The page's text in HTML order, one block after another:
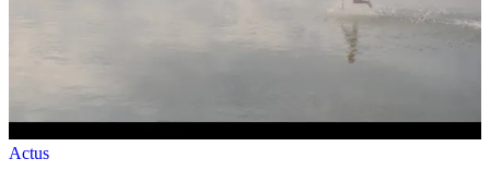
Actus